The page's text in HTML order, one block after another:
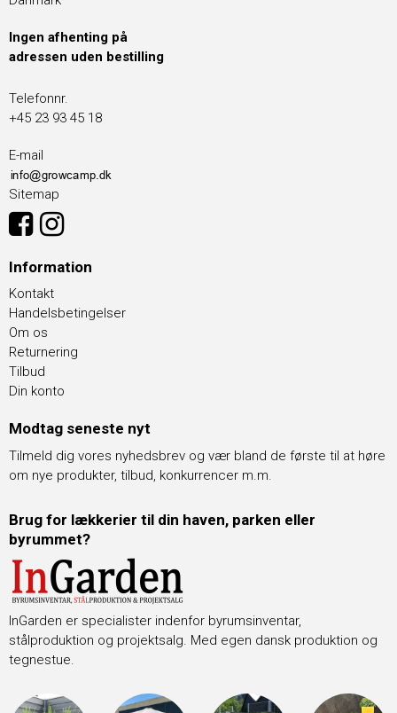
Ingen afhenting på
adressen uden bestilling
Telefonnr.
+45 23 93 45 18
E-mail
Sitemap
Information
Kontakt
Handelsbetingelser
Om os
Returnering
Tilbud
Din konto
Modtag seneste nyt
Tilmeld dig vores nyhedsbrev og vær bland de første til at høre
om nye produkter, tilbud, konkurrencer m.m.
Brug for lækkerier til din haven, parken eller
byrummet?
InGarden er specialister indenfor byrumsinventar,
stålproduktion og projektsalg. Med egen dansk produktion og
tegnestue.